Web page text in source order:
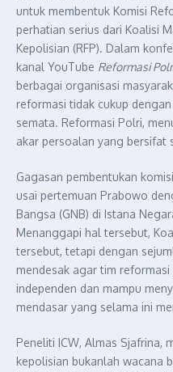
untuk membentuk Komisi
perhatian serius dari Koalisi
Kepolisian (RFP). Dalam
kanal YouTube Reformasi
berbagai organisasi
reformasi tidak cukup
semata. Reformasi Polri,
akar persoalan yang bersifat
Gagasan pembentukan
usai pertemuan Prabowo
Bangsa (GNB) di Istana
Menanggapi hal tersebut,
tersebut, tetapi dengan
mendesak agar tim
independen dan mampu
mendasar yang selama ini
Peneliti ICW, Almas Sjafrina,
kepolisian bukanlah wacana